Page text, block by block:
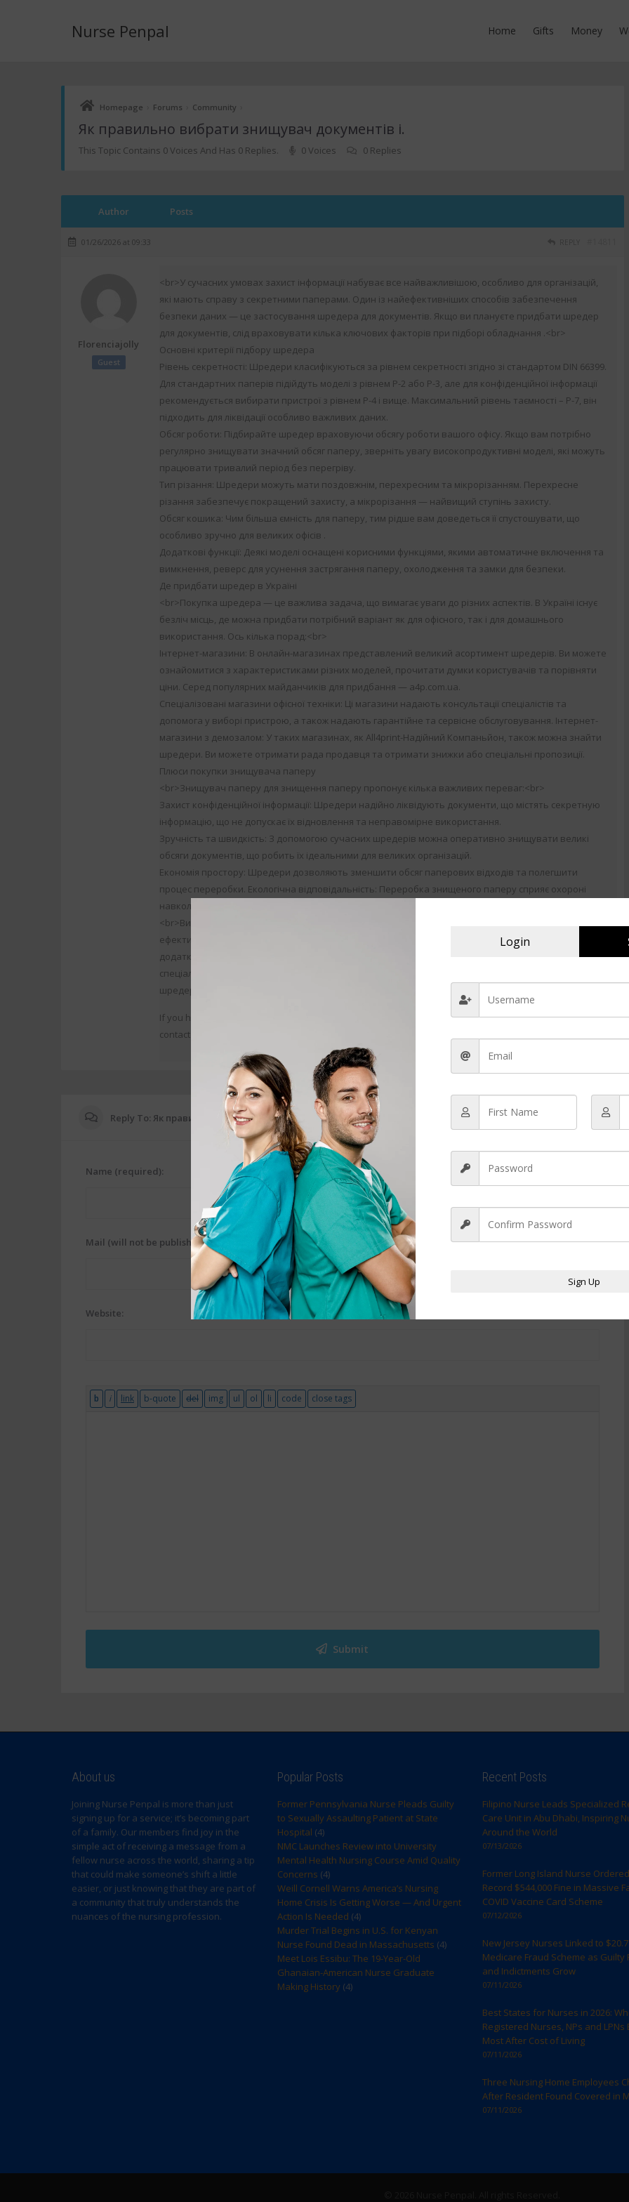
Nurse Penpal Home Gifts Money
Homepage Forums Community
Як правильно вибрати знищувач документів і.
This Topic Contains 0 Voices And Has 0 Replies. 0 Voices 0 Replies
Author Posts
01/26/2026 at 09:33
Florenciajolly
Guest
<br>У сучасних умовах захист інформації набуває все найважливішою, особливо для організацій,
які мають справу з секретними паперами. Один із найефективніших способів забезпечення
безпеки даних — це застосування шредера для документів. Якщо ви плануєте придбати шредер
для документів, слід враховувати кілька ключових факторів при підборі обладнання .<br>
Основні критерії підбору шредера
Рівень секретності: Шредери класифікуються за рівнем секретності згідно зі стандартом DІN 66399.
Для стандартних паперів підійдуть моделі з рівнем Ρ-2 або P-3, але для конфіденційної інформації
рекомендується вибирати пристрої з рівнем P-4 і вище. Максимальний рівень таємності – Ρ-7, він
підходить для ліквідації особливо важливих даних.
Обсяг роботи: Підбирайте шредер враховуючи обсягу роботи вашого офісу. Якщо вам потрібно
регулярно знищувати значний обсяг паперу, зверніть увагу високопродуктивні моделі, які можуть
працювати тривалий період без перегріву.
Тип різання: Шредери можуть мати поздовжнім, перехресним та мікрорізанням. Перехресне
різання забезпечує покращений захисту, а мікрорізання — найвищий ступінь захисту.
Обсяг кошика: Чим більша ємність для паперу, тим рідше вам доведеться її спустошувати, що
особливо зручно для великих офісів .
Додаткові функції: Деякі моделі оснащені корисними функціями, якими автоматичне включення та
вимкнення, реверс для усунення застрягання паперу, охолодження та замки для безпеки.
Де придбати шредер в Україні
<br>Покупка шредера — це важлива задача, що вимагає уваги до різних аспектів. В Україні існує
безліч місць, де можна придбати потрібний варіант як для офісного, так і для домашнього
використання. Ось кілька порад:<br>
Інтернет-магазини: В онлайн-магазинах представлений великий асортимент шредерів. Ви можете
ознайомитися з характеристиками різних моделей, прочитати думки користувачів та порівняти
ціни. Серед популярних майданчиків для придбання — a4p.com.ua.
Спеціалізовані магазини офісної техніки: Ці магазини надають консультації спеціалістів та
допомога у виборі пристрою, а також надають гарантійне та сервісне обслуговування. Інтернет-
магазини з демозалом: У таких магазинах, як All4print-Надійний Компаньйон, також можна знайти
шредери. Ви можете отримати рада продавця та отримати знижки або спеціальні пропозиції.
Плюси покупки знищувача паперу
<br>Знищувач паперу для знищення паперу пропонує кілька важливих переваг:<br>
Захист конфіденційної інформації: Шредери надійно ліквідують документи, що містять секретную
інформацію, що не допускає їх відновлення та неправомірне використання.
Зручність та швидкість: З допомогою сучасних шредерів можна оперативно знищувати великі
обсяги документів, що робить їх ідеальними для великих організацій.
Економія простору: Шредери дозволяють зменшити обсяг паперових відходів та полегшити
процес переробки. Екологічна відповідальність: Переробка знищеного паперу сприяє охороні
навколишнього середовища та зменшує негативний вплив на природу.
<br>Вибір шредера — це важливий крок для гарантування безпеки ваших даних та підвищення
ефективності роботи офісу. Зверніть увагу на рівень захисту, обсяг роботи, тип різання та
додаткові опції. Щоб придбати пристрій в Україні, розгляньте пропозиції інтернет-магазинів,
спеціалізованих магазинів техніки та торгівельних мереж електроніки. Правильний вибір
шредера сприяє оптимізації робочих процесів та гарантії конфіденційної інформації.<br>
If you have any thoughts concerning where and how to uѕe шредер Rexel купити, you ｃan make
contact with us at the internet sіte.
Reply To: Як правильно вибрати знищувач документів і.
Name (required):
Mail (will not be published) (required):
Website:
Submit
About us
Joining Nurse Penpal is more than just
signing up for a service; it’s becoming part
of a family. Our members find joy in the
simple act of receiving a message from a
fellow nurse across the world, sharing a tip
that could make someone’s shift a little
easier, or just knowing that they are part of
a community that truly understands the
nuances of the nursing profession.
Popular Posts
Former Pennsylvania Nurse Pleads Guilty
to Sexually Assaulting Patient at State
Hospital (4)
NMC Launches Review into University
Mental Health Nursing Course Amid Quality
Concerns (4)
Weill Cornell Warns America’s Nursing
Home Crisis Is Getting Worse — And Urgent
Action Is Needed (4)
Murder Trial Begins in U.S. for Kenyan
Nurse Found Dead in Massachusetts (4)
Meet Lois Essibu: The 19-Year-Old
Ghanaian-American Nurse Graduate
Making History (4)
Recent Posts
Filipino Nurse Leads Specialized
Care Unit in Abu Dhabi, Inspiring
Around the World
07/13/2026
Former Long Island Nurse
Record $544,000 Fine in Massive
COVID Vaccine Card Scheme
07/12/2026
New Jersey Nurses Linked to
Medicare Fraud Scheme as Guilty
and Indictments Grow
07/11/2026
Best States for Nurses in 2026:
Registered Nurses, NPs and LPNs
Most After Cost of Living
07/11/2026
Three Nursing Home Employees
After Resident Found Covered in
07/11/2026
Login
Sign Up